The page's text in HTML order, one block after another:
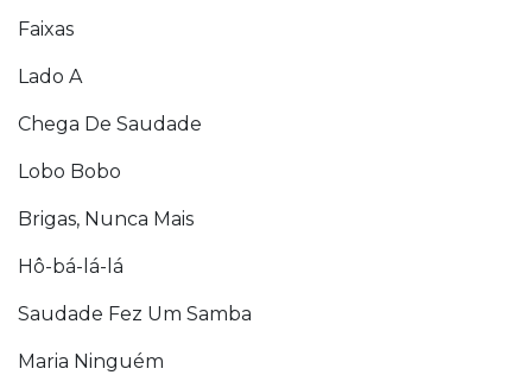
Faixas
Lado A
Chega De Saudade
Lobo Bobo
Brigas, Nunca Mais
Hô-bá-lá-lá
Saudade Fez Um Samba
Maria Ninguém